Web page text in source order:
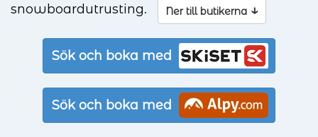
snowboardutrusting.
Ner till butikerna ↓
Sök och boka med
Sök och boka med